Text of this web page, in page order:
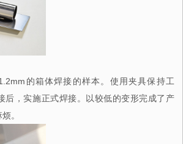
的箱体焊接的样本。使用夹具保持工
后，实施正式焊接。以较低的变形完成了产
。